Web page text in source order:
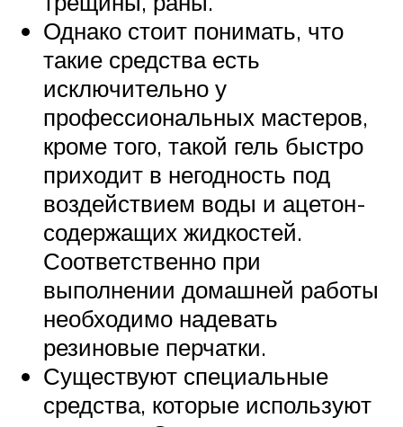
Однако стоит понимать, что
такие средства есть
исключительно у
профессиональных мастеров,
кроме того, такой гель быстро
приходит в негодность под
воздействием воды и ацетон-
содержащих жидкостей.
Соответственно при
выполнении домашней работы
необходимо надевать
резиновые перчатки.
Существуют специальные
средства, которые используют